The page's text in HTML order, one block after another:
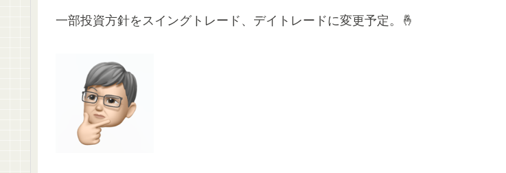
一部投資方針をスイングトレード、デイトレードに変更予定。🤞